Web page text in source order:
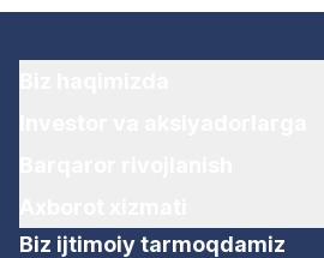
Biz ijtimoiy tarmoqdamiz